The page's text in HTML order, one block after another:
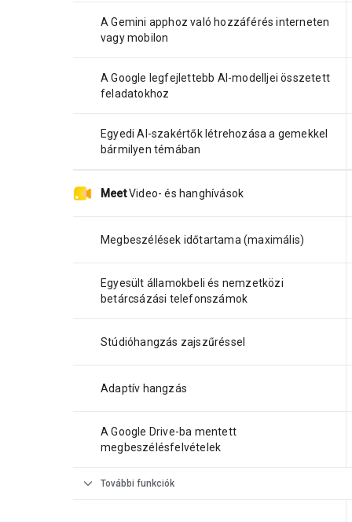
A Gemini apphoz való hozzáférés interneten
vagy mobilon
A Google legfejlettebb AI-modelljei összetett
feladatokhoz
Egyedi AI-szakértők létrehozása a gemekkel
bármilyen témában
Meet Video- és hanghívások
Megbeszélések időtartama (maximális)
Egyesült államokbeli és nemzetközi
betárcsázási telefonszámok
Stúdióhangzás zajszűréssel
Adaptív hangzás
A Google Drive-ba mentett
megbeszélésfelvételek
expand_more További funkciók